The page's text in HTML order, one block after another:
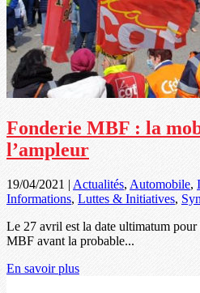
Fonderie MBF : la
l’ampleur
19/04/2021 | Actualités, Automobile,
Informations, Luttes & Initiatives,
Le 27 avril est la date ultimatum pour
MBF avant la probable...
En savoir plus